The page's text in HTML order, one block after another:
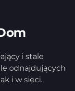
i stale
odnajdujących
i w sieci.